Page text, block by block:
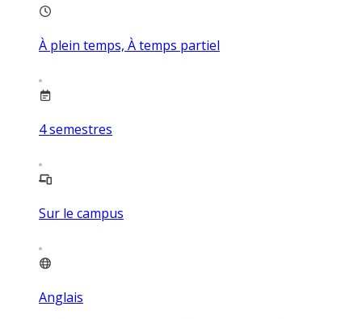
À plein temps, À temps partiel
4semestres
Sur le campus
Anglais